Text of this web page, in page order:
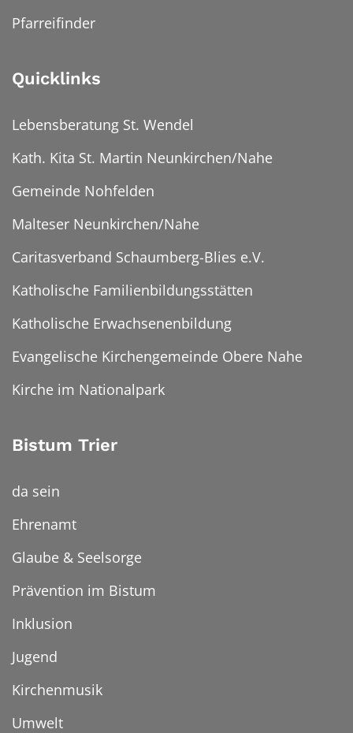
Pfarreifinder
Quicklinks
Lebensberatung St. Wendel
Kath. Kita St. Martin Neunkirchen/Nahe
Gemeinde Nohfelden
Malteser Neunkirchen/Nahe
Caritasverband Schaumberg-Blies e.V.
Katholische Familienbildungsstätten
Katholische Erwachsenenbildung
Evangelische Kirchengemeinde Obere Nahe
Kirche im Nationalpark
Bistum Trier
da sein
Ehrenamt
Glaube & Seelsorge
Prävention im Bistum
Inklusion
Jugend
Kirchenmusik
Umwelt